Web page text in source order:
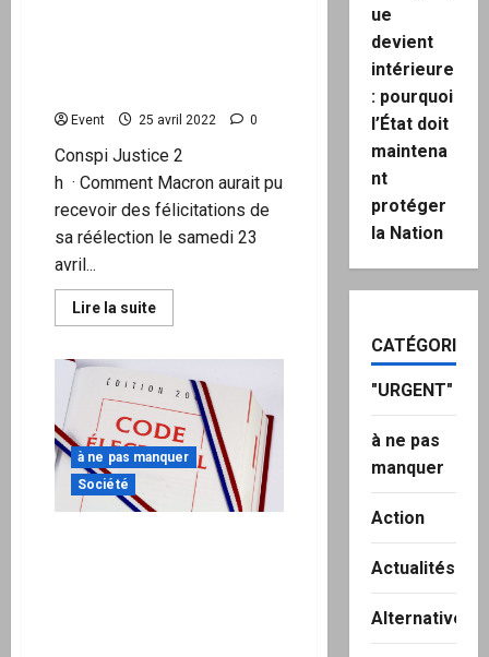
Alberto
Event 25 avril 2022 0
Conspi Justice 2
h · Comment Macron aurait pu
recevoir des félicitations de
sa réélection le samedi 23
avril...
Lire la suiteEn
savoir
de
Fraude]
Les
postes
et
réactions
après
résultats
à ne pas manquer
Société
ue
devient
intérieure
: pourquoi
l’État doit
maintena
nt
protéger
la Nation
CATÉGORIES
"URGENT"
à ne pas
manquer
Action
Actualités
Alternatives